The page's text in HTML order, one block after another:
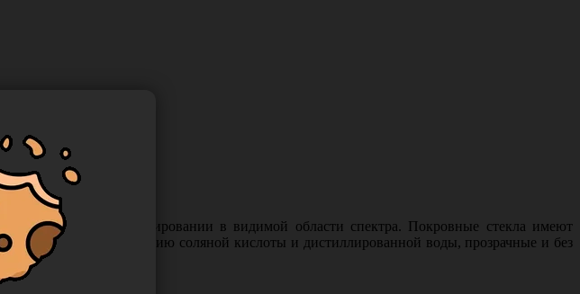
при микроскопировании в видимой области спектра. Покровные стекла имеют
устойчивы к действию соляной кислоты и дистиллированной воды, прозрачные и без
МТО по ГОСТ 19808-86.